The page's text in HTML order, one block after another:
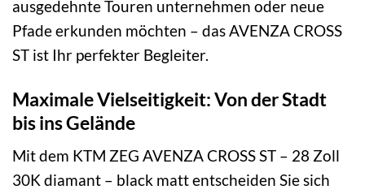
ausgedehnte Touren unternehmen oder neue
Pfade erkunden möchten – das AVENZA CROSS
ST ist Ihr perfekter Begleiter.
Maximale Vielseitigkeit: Von der Stadt
bis ins Gelände
Mit dem KTM ZEG AVENZA CROSS ST – 28 Zoll
30K diamant – black matt entscheiden Sie sich